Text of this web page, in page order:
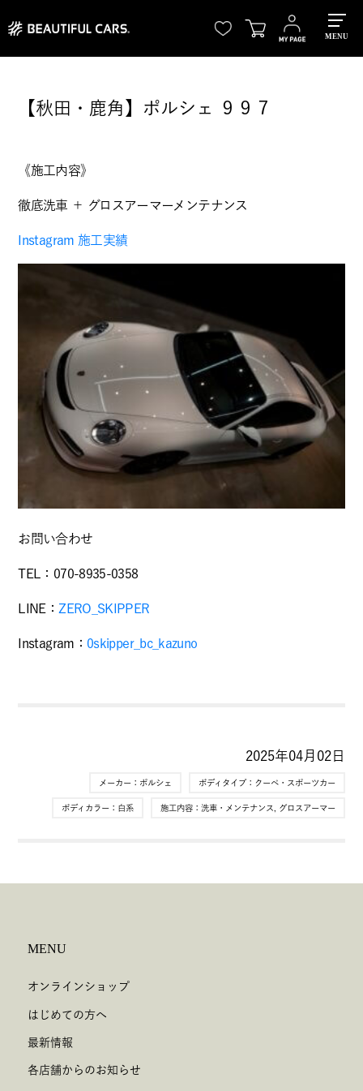
MENU
【秋田・鹿角】ポルシェ ９９７
《施工内容》
徹底洗車 ＋ グロスアーマーメンテナンス
Instagram 施工実績
お問い合わせ
TEL：070-8935-0358
LINE： ZERO_SKIPPER
Instagram： 0skipper_bc_kazuno
2025年04月02日
メーカー： ポルシェ ボディタイプ： クーペ・スポーツカー
ボディカラー： 白系 施工内容： 洗車・メンテナンス グロスアーマー
MENU
オンラインショップ
はじめての方へ
最新情報
各店舗からのお知らせ